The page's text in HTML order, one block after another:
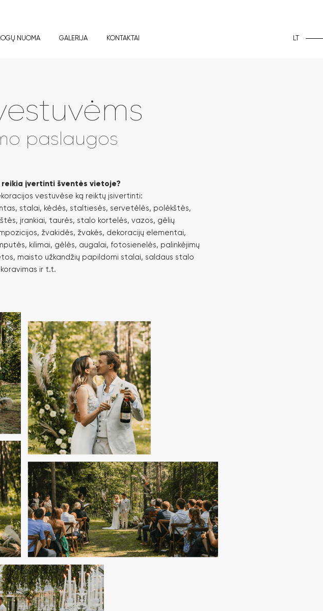
NUOMA GALERIJA KONTAKTAI LT
paslaugos
reikia įvertinti šventės vietoje?
vestuvėse ką reiktų įsivertinti:
stalai, kėdės, staltiesės, servetėlės, polėkštės,
įrankiai, taurės, stalo kortelės, vazos, gėlių
žvakidės, žvakės, dekoracijų elementai,
kilimai, gėlės, augalai, fotosienelės, palinkėjimų
maisto užkandžių papildomi stalai, saldaus stalo
ir t.t.